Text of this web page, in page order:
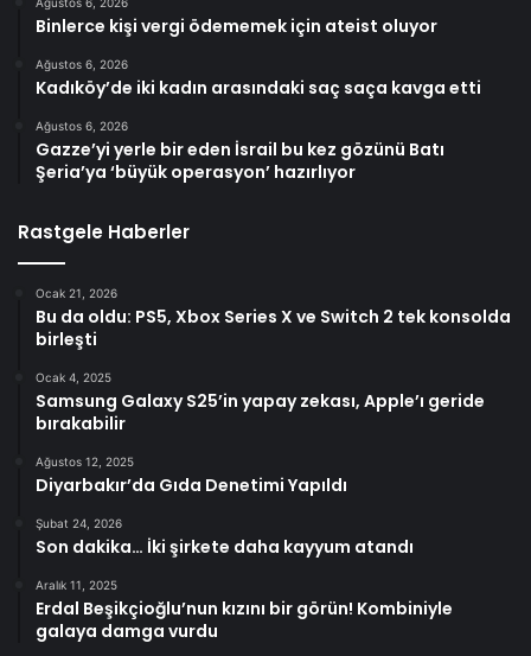
Binlerce kişi vergi ödememek için ateist oluyor
Ağustos 6, 2026
Kadıköy’de iki kadın arasındaki saç saça kavga etti
Ağustos 6, 2026
Gazze’yi yerle bir eden İsrail bu kez gözünü Batı
Şeria’ya ‘büyük operasyon’ hazırlıyor
Rastgele Haberler
Ocak 21, 2026
Bu da oldu: PS5, Xbox Series X ve Switch 2 tek konsolda
birleşti
Ocak 4, 2025
Samsung Galaxy S25’in yapay zekası, Apple’ı geride
bırakabilir
Ağustos 12, 2025
Diyarbakır’da Gıda Denetimi Yapıldı
Şubat 24, 2026
Son dakika… İki şirkete daha kayyum atandı
Aralık 11, 2025
Erdal Beşikçioğlu’nun kızını bir görün! Kombiniyle
galaya damga vurdu